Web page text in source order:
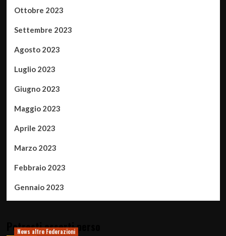
Ottobre 2023
Settembre 2023
Agosto 2023
Luglio 2023
Giugno 2023
Maggio 2023
Aprile 2023
Marzo 2023
Febbraio 2023
Gennaio 2023
Potresti esserti perso
News altre Federazioni